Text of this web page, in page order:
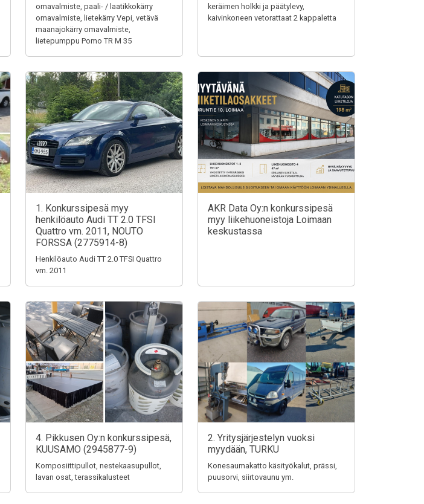
omavalmiste, paali- / laatikkokärry
omavalmiste, lietekärry Vepi, vetävä
maanajokärry omavalmiste,
lietepumppu Pomo TR M 35
keräimen holkki ja päätylevy,
kaivinkoneen vetorattaat 2 kappaletta
1. Konkurssipesä myy
henkilöauto Audi TT 2.0 TFSI
Quattro vm. 2011, NOUTO
FORSSA (2775914-8)
Henkilöauto Audi TT 2.0 TFSI Quattro
vm. 2011
AKR Data Oy:n konkurssipesä
myy liikehuoneistoja Loimaan
keskustassa
4. Pikkusen Oy:n konkurssipesä,
KUUSAMO (2945877-9)
Komposiittipullot, nestekaasupullot,
lavan osat, terassikalusteet
2. Yritysjärjestelyn vuoksi
myydään, TURKU
Konesaumakatto käsityökalut, prässi,
puusorvi, siirtovaunu ym.